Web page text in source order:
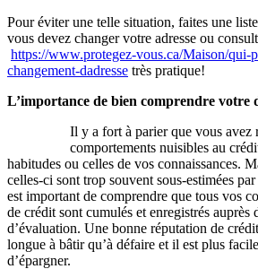
Pour éviter une telle situation, faites une
vous devez changer votre adresse ou
https://www.protegez-vous.ca/Maison/qui-
changement-dadresse très pratique!
L’importance de bien comprendre votre
Il y a fort à parier que vous avez
comportements nuisibles au
habitudes ou celles de vos connaissances.
celles-ci sont trop souvent sous-estimées
est important de comprendre que tous vos
de crédit sont cumulés et enregistrés auprès
d’évaluation. Une bonne réputation de
longue à bâtir qu’à défaire et il est plus
d’épargner.